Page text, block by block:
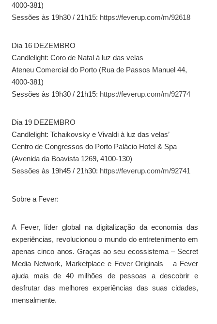
4000-381)
Sessões às 19h30 / 21h15: https://feverup.com/m/92618
Dia 16 DEZEMBRO
Candlelight: Coro de Natal à luz das velas
Ateneu Comercial do Porto (Rua de Passos Manuel 44,
4000-381)
Sessões às 19h30 / 21h15: https://feverup.com/m/92774
Dia 19 DEZEMBRO
Candlelight: Tchaikovsky e Vivaldi à luz das velas’
Centro de Congressos do Porto Palácio Hotel & Spa
(Avenida da Boavista 1269, 4100-130)
Sessões às 19h45 / 21h30: https://feverup.com/m/92741
Sobre a Fever:
A Fever, líder global na digitalização da economia das
experiências, revolucionou o mundo do entretenimento em
apenas cinco anos. Graças ao seu ecossistema – Secret
Media Network, Marketplace e Fever Originals – a Fever
ajuda mais de 40 milhões de pessoas a descobrir e
desfrutar das melhores experiências das suas cidades,
mensalmente.